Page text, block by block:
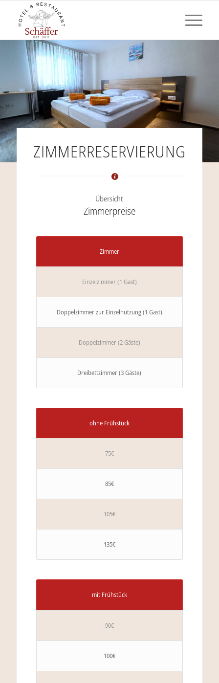
ZIMMERRESERVIERUNG
Übersicht
Zimmerpreise
Zimmer
Einzelzimmer (1 Gast)
Doppelzimmer zur Einzelnutzung (1 Gast)
Doppelzimmer (2 Gäste)
Dreibettzimmer (3 Gäste)
ohne Frühstück
75€
85€
105€
135€
mit Frühstück
90€
100€